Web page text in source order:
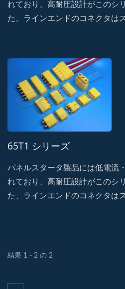
れており、高耐圧設計がこのシ
た、ラインエンドのコネクタは
ール機構を採用。
65T1 シリーズ
パネルスタータ製品には低電流
れており、高耐圧設計がこのシ
た、ラインエンドのコネクタは
結果 1 - 2 の 2